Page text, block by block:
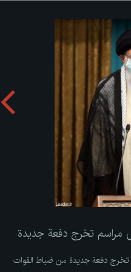
العظمى الخامنئي
مراسم تخرج دفعة جديدة من
مراسم تخرج دفعة جديدة
تخرج دفعة جديدة من ضباط القوات